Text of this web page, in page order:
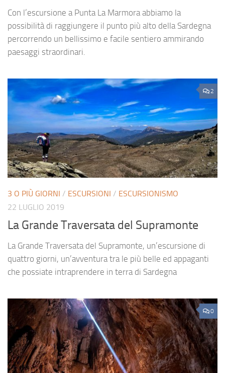
Con l’escursione a Punta La Marmora abbiamo la
possibilità di raggiungere il punto più alto della Sardegna
percorrendo un bellissimo e facile sentiero ammirando
paesaggi straordinari.
2
3 O PIÙ GIORNI / ESCURSIONI / ESCURSIONISMO
22 LUGLIO 2019
La Grande Traversata del Supramonte
La Grande Traversata del Supramonte, un’escursione di
quattro giorni, un’avventura tra le più belle ed appaganti
che possiate intraprendere in terra di Sardegna
0